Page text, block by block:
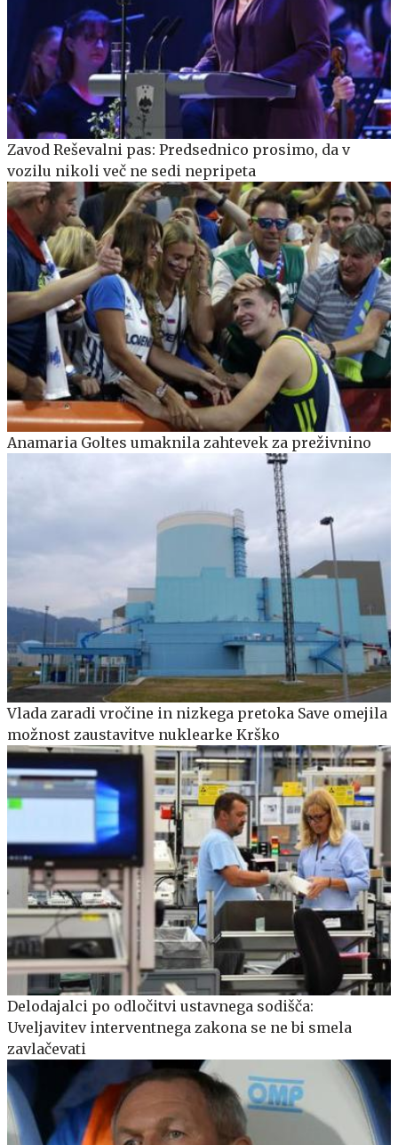
Zavod Reševalni pas: Predsednico prosimo, da v
vozilu nikoli več ne sedi nepripeta
Anamaria Goltes umaknila zahtevek za preživnino
Vlada zaradi vročine in nizkega pretoka Save omejila
možnost zaustavitve nuklearke Krško
Delodajalci po odločitvi ustavnega sodišča:
Uveljavitev interventnega zakona se ne bi smela
zavlačevati